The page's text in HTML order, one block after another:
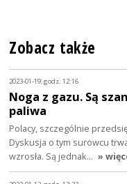
Zobacz także
2023-01-19, godz. 12:16
Noga z gazu. Są
paliwa
Polacy, szczególnie
Dyskusja o tym surowcu
wzrosła. Są jednak… »